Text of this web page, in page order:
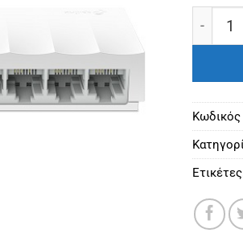
TP-
Κωδικός